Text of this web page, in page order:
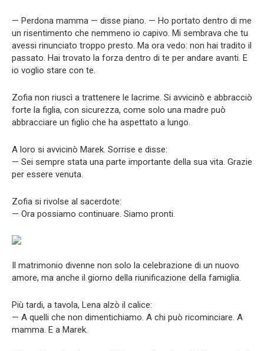
— Perdona mamma — disse piano. — Ho portato dentro di me
un risentimento che nemmeno io capivo. Mi sembrava che tu
avessi rinunciato troppo presto. Ma ora vedo: non hai tradito il
passato. Hai trovato la forza dentro di te per andare avanti. E
io voglio stare con te.
Zofia non riuscì a trattenere le lacrime. Si avvicinò e abbracciò
forte la figlia, con sicurezza, come solo una madre può
abbracciare un figlio che ha aspettato a lungo.
A loro si avvicinò Marek. Sorrise e disse:
— Sei sempre stata una parte importante della sua vita. Grazie
per essere venuta.
Zofia si rivolse al sacerdote:
— Ora possiamo continuare. Siamo pronti.
Il matrimonio divenne non solo la celebrazione di un nuovo
amore, ma anche il giorno della riunificazione della famiglia.
Più tardi, a tavola, Lena alzò il calice:
— A quelli che non dimentichiamo. A chi può ricominciare. A
mamma. E a Marek.